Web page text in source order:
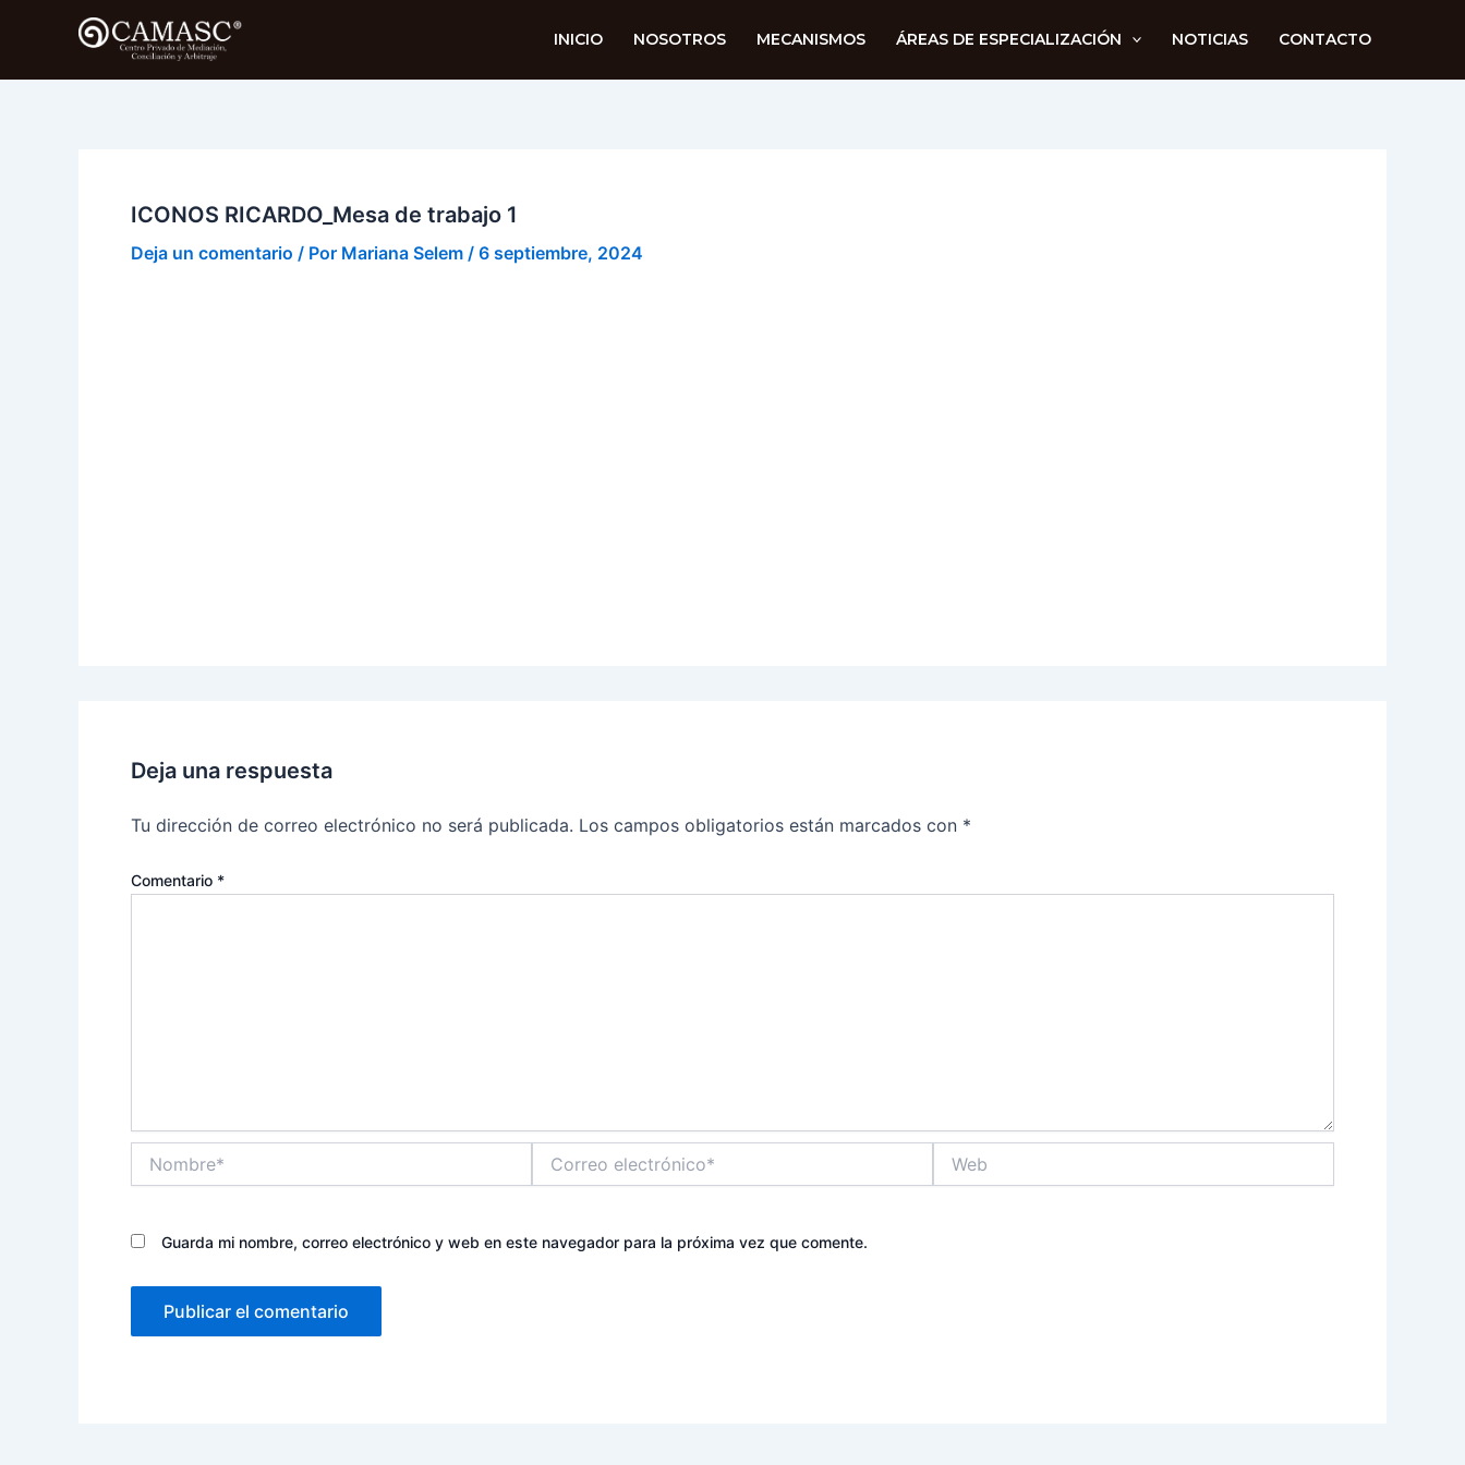
INICIO NOSOTROS MECANISMOS ÁREAS DE ESPECIALIZACIÓN NOTICIAS CONTACTO
ICONOS RICARDO_Mesa de trabajo 1
Deja un comentario / Por Mariana Selem / 6 septiembre, 2024
Deja una respuesta
Tu dirección de correo electrónico no será publicada. Los campos obligatorios están marcados con *
Comentario *
electrónico*
Guarda mi nombre, correo electrónico y web en este navegador para la próxima vez que comente.